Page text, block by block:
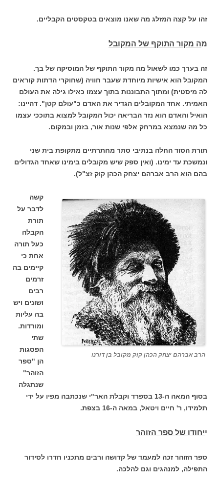
זהו על קצה המזלג מה שאנו מוצאים בטקסטים הקבליים.
מה מקור התוקף של המקובל
זה בערך כמו לשאול מה מקור התוקף של המוסיקה של בך.
המקובל הוא אישיות מיוחדת שעבר חוויה (שחוקרי הדתות קוראים
לה מיסטית) ומתוך התבוננות בתוך עצמו כאילו גילה את העולם
האמיתי. אחד המקובלים הגדיר את האדם כ"עולם קטן". דהיינו:
הואיל והאדם הוא נזר הבריאה יכול המקובל למצוא בתוככי עצמו
כל מה שנמצא במרחק אלפי שנות אור, בזמן ובמקום.
תורת הסוד החלה בנתיבי סתר מחתרתיים מתקופת בית שני
ונמשכת עד ימינו. (ואין ספק שיש מקובלים בימינו שאחד הגדולים
בהם הוא הרב אברהם יצחק הכהן קוק זצ"ל).
הרב אברהם יצחק הכהן קוק מקובל בן דורנו
קשה
לדבר על
תורת
הקבלה
כעל תורה
אחת כי
קיימים בה
זרמים
רבים
ושונים ויש
בה עליות
ומורדות.
שתי
הפסגות
הן "ספר
הזוהר"
שנתגלה
בסוף המאה ה-13 בספרד וקבלת האר"י שנכתבה מפיו על ידי
תלמידו, ר' חיים ויטאל, במאה ה-16 בצפת.
ייחודו של ספר הזוהר
ספר הזוהר זכה למעמד של קדושה ורבים מתכניו חדרו לסידור
התפילה, למנהגים וגם להלכה.